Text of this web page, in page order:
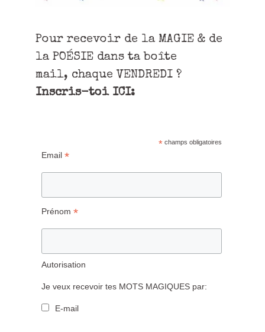
Pour recevoir de la MAGIE & de
la POÉSIE dans ta boîte
mail, chaque VENDREDI ?
Inscris-toi ICI:
* champs obligatoires
Email *
Prénom *
Autorisation
Je veux recevoir tes MOTS MAGIQUES par:
E-mail